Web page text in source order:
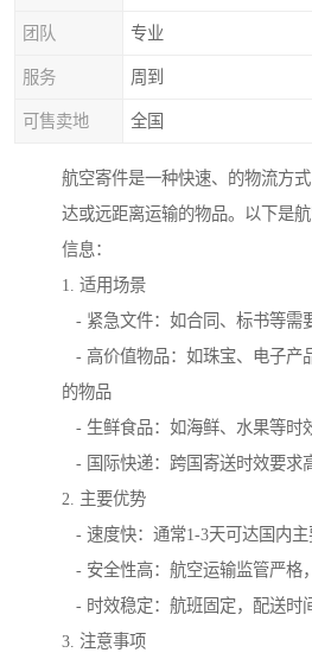
团队 专业
服务 周到
可售卖地 全国
航空寄件是一种快速、的物流方
达或远距离运输的物品。以下是
信息：
1. 适用场景
- 紧急文件：如合同、标书等需
- 高价值物品：如珠宝、电子产
的物品
- 生鲜食品：如海鲜、水果等时
- 国际快递：跨国寄送时效要求
2. 主要优势
- 速度快：通常1-3天可达国内
- 安全性高：航空运输监管严格
- 时效稳定：航班固定，配送时
3. 注意事项